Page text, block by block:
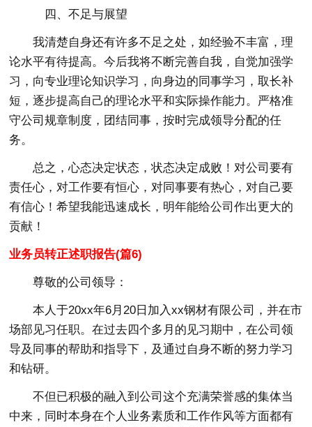
四、不足与展望
我清楚自身还有许多不足之处，如经验不丰富，理
论水平有待提高。今后我将不断完善自我，自觉加强学
习，向专业理论知识学习，向身边的同事学习，取长补
短，逐步提高自己的理论水平和实际操作能力。严格准
守公司规章制度，团结同事，按时完成领导分配的任
务。
总之，心态决定状态，状态决定成败！对公司要有
责任心，对工作要有恒心，对同事要有热心，对自己要
有信心！希望我能迅速成长，明年能给公司作出更大的
贡献！
业务员转正述职报告(篇6)
尊敬的公司领导：
本人于20xx年6月20日加入xx钢材有限公司，并在市
场部见习任职。在过去四个多月的见习期中，在公司领
导及同事的帮助和指导下，及通过自身不断的努力学习
和钻研。
不但已积极的融入到公司这个充满荣誉感的集体当
中来，同时本身在个人业务素质和工作作风等方面都有